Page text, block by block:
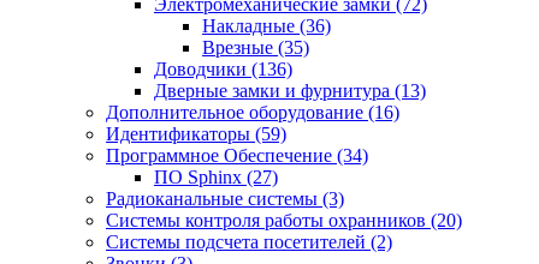
Электромеханические замки (72)
Накладные (36)
Врезные (35)
Доводчики (136)
Дверные замки и фурнитура (13)
Дополнительное оборудование (16)
Идентификаторы (59)
Программное Обеспечение (34)
ПО Sphinx (27)
Радиоканальные системы (3)
Системы контроля работы охранников (20)
Системы подсчета посетителей (2)